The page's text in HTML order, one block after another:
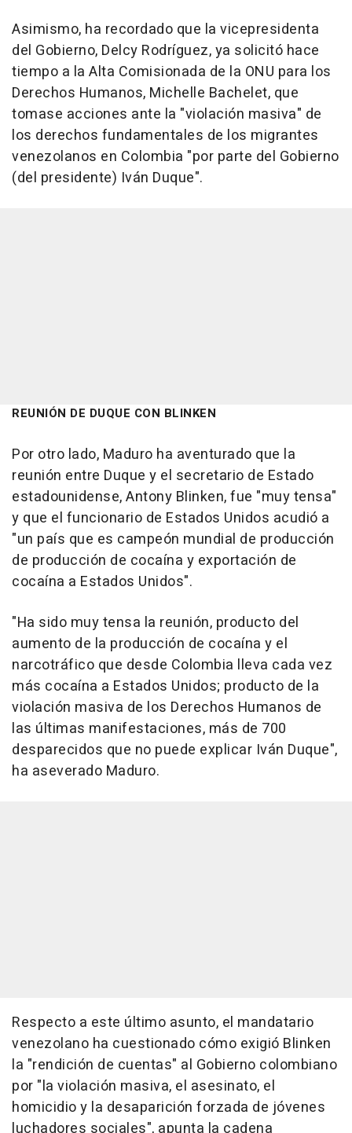
Asimismo, ha recordado que la vicepresidenta
del Gobierno, Delcy Rodríguez, ya solicitó hace
tiempo a la Alta Comisionada de la ONU para los
Derechos Humanos, Michelle Bachelet, que
tomase acciones ante la "violación masiva" de
los derechos fundamentales de los migrantes
venezolanos en Colombia "por parte del Gobierno
(del presidente) Iván Duque".
REUNIÓN DE DUQUE CON BLINKEN
Por otro lado, Maduro ha aventurado que la
reunión entre Duque y el secretario de Estado
estadounidense, Antony Blinken, fue "muy tensa"
y que el funcionario de Estados Unidos acudió a
"un país que es campeón mundial de producción
de producción de cocaína y exportación de
cocaína a Estados Unidos".
"Ha sido muy tensa la reunión, producto del
aumento de la producción de cocaína y el
narcotráfico que desde Colombia lleva cada vez
más cocaína a Estados Unidos; producto de la
violación masiva de los Derechos Humanos de
las últimas manifestaciones, más de 700
desparecidos que no puede explicar Iván Duque",
ha aseverado Maduro.
Respecto a este último asunto, el mandatario
venezolano ha cuestionado cómo exigió Blinken
la "rendición de cuentas" al Gobierno colombiano
por "la violación masiva, el asesinato, el
homicidio y la desaparición forzada de jóvenes
luchadores sociales", apunta la cadena